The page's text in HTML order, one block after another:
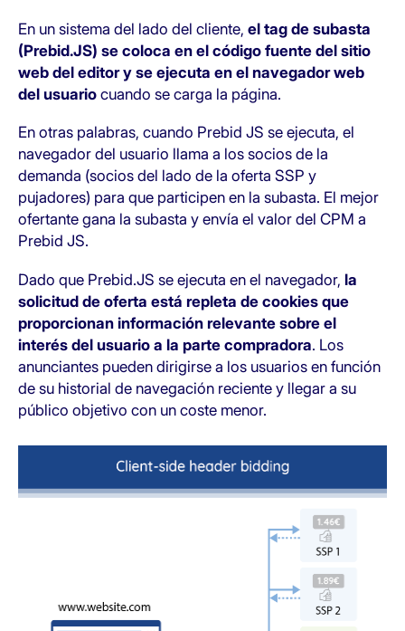
En un sistema del lado del cliente, el tag de subasta
(Prebid.JS) se coloca en el código fuente del sitio
web del editor y se ejecuta en el navegador web
del usuario cuando se carga la página.
En otras palabras, cuando Prebid JS se ejecuta, el
navegador del usuario llama a los socios de la
demanda (socios del lado de la oferta SSP y
pujadores) para que participen en la subasta. El mejor
ofertante gana la subasta y envía el valor del CPM a
Prebid JS.
Dado que Prebid.JS se ejecuta en el navegador, la
solicitud de oferta está repleta de cookies que
proporcionan información relevante sobre el
interés del usuario a la parte compradora. Los
anunciantes pueden dirigirse a los usuarios en función
de su historial de navegación reciente y llegar a su
público objetivo con un coste menor.